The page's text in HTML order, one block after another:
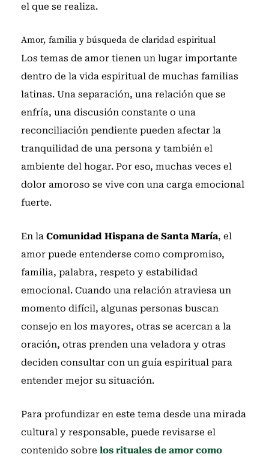
el que se realiza.
Amor, familia y búsqueda de claridad espiritual
Los temas de amor tienen un lugar importante
dentro de la vida espiritual de muchas familias
latinas. Una separación, una relación que se
enfría, una discusión constante o una
reconciliación pendiente pueden afectar la
tranquilidad de una persona y también el
ambiente del hogar. Por eso, muchas veces el
dolor amoroso se vive con una carga emocional
fuerte.
En la Comunidad Hispana de Santa María, el
amor puede entenderse como compromiso,
familia, palabra, respeto y estabilidad
emocional. Cuando una relación atraviesa un
momento difícil, algunas personas buscan
consejo en los mayores, otras se acercan a la
oración, otras prenden una veladora y otras
deciden consultar con un guía espiritual para
entender mejor su situación.
Para profundizar en este tema desde una mirada
cultural y responsable, puede revisarse el
contenido sobre los rituales de amor como